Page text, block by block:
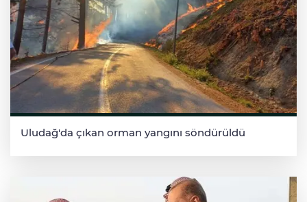
Uludağ'da çıkan orman yangını söndürüldü